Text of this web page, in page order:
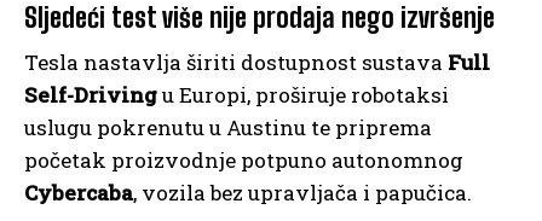
Sljedeći test više nije prodaja nego izvršenje
Tesla nastavlja širiti dostupnost sustava Full
Self-Drivingu Europi, proširuje robotaksi
uslugu pokrenutu u Austinu te priprema
početak proizvodnje potpuno autonomnog
Cybercaba, vozila bez upravljača i papučica.